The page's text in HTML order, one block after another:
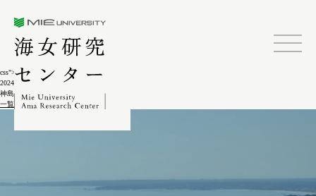
css">
2024.02.04
神島A-8-3
一覧に戻る